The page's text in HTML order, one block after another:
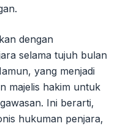
dengan
selama tujuh bulan
yang menjadi
majelis hakim untuk
Ini berarti,
hukuman penjara,